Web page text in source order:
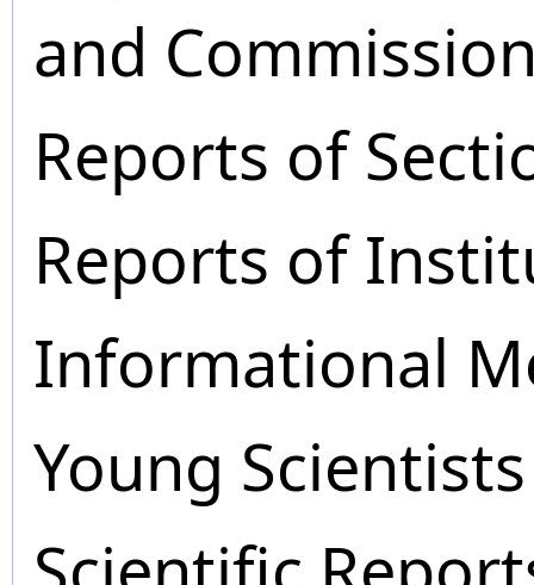
and
Reports of
Reports of
Informational
Young